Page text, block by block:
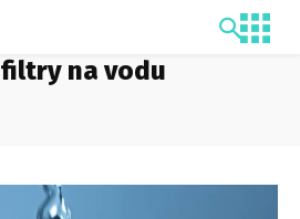
filtry na vodu